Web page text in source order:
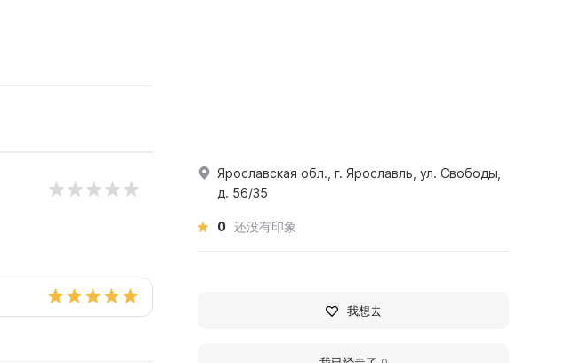
Ярославская обл., г. Ярославль, ул. Свободы,
д. 56/35
0 还没有印象
我想去